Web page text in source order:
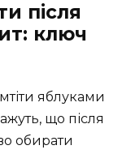
після
ключ
яблуками
що після
обирати